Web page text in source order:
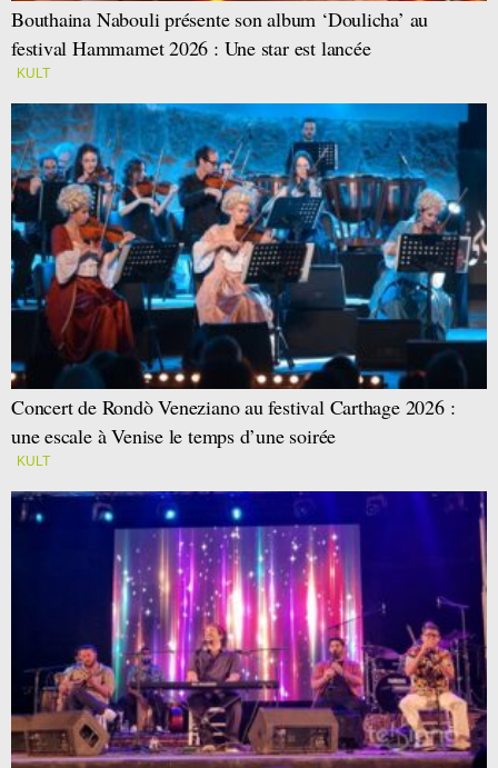
Bouthaina Nabouli présente son album ‘Doulicha’ au
festival Hammamet 2026 : Une star est lancée
KULT
Concert de Rondò Veneziano au festival Carthage 2026 :
une escale à Venise le temps d’une soirée
KULT